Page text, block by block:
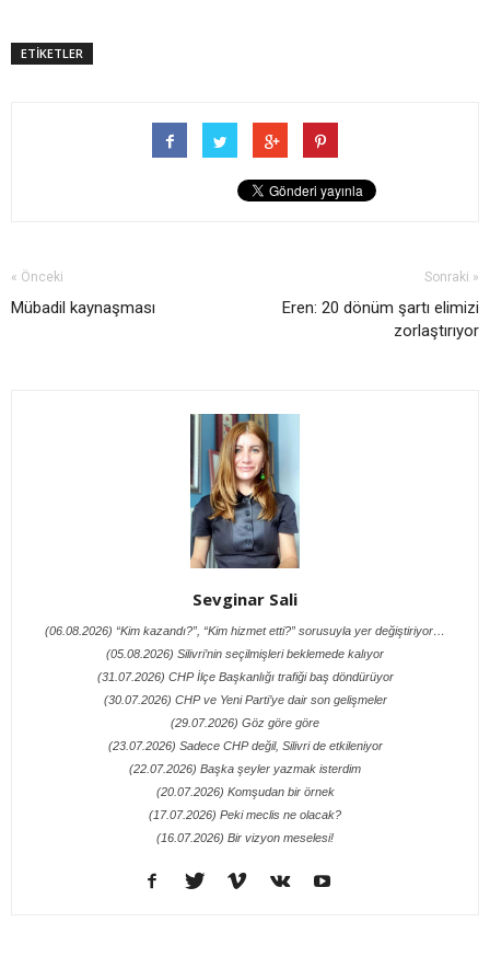
ETİKETLER
« Önceki
Mübadil kaynaşması
Sonraki »
Eren: 20 dönüm şartı elimizi
zorlaştırıyor
Sevginar Sali
(06.08.2026) “Kim kazandı?”, “Kim hizmet etti?” sorusuyla yer değiştiriyor…
(05.08.2026) Silivri’nin seçilmişleri beklemede kalıyor
(31.07.2026) CHP İlçe Başkanlığı trafiği baş döndürüyor
(30.07.2026) CHP ve Yeni Parti’ye dair son gelişmeler
(29.07.2026) Göz göre göre
(23.07.2026) Sadece CHP değil, Silivri de etkileniyor
(22.07.2026) Başka şeyler yazmak isterdim
(20.07.2026) Komşudan bir örnek
(17.07.2026) Peki meclis ne olacak?
(16.07.2026) Bir vizyon meselesi!